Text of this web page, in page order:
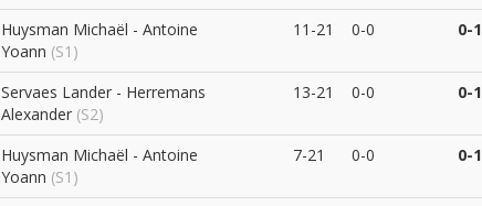
Huysman Michaël - Antoine
Yoann (S1)
11-21 0-0 0-1
Servaes Lander - Herremans
Alexander (S2)
13-21 0-0 0-1
Huysman Michaël - Antoine
Yoann (S1)
7-21 0-0 0-1